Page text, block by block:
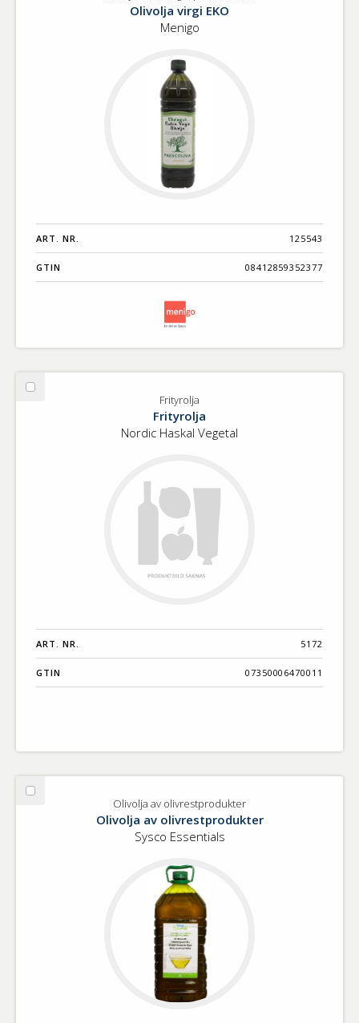
Olivolja virgi EKO
Menigo
ART. NR. 125543
GTIN 08412859352377
Välj
Frityrolja
Frityrolja
Nordic Haskal Vegetal
ART. NR. 5172
GTIN 07350006470011
Välj
Olivolja av olivrestprodukter
Olivolja av olivrestprodukter
Sysco Essentials